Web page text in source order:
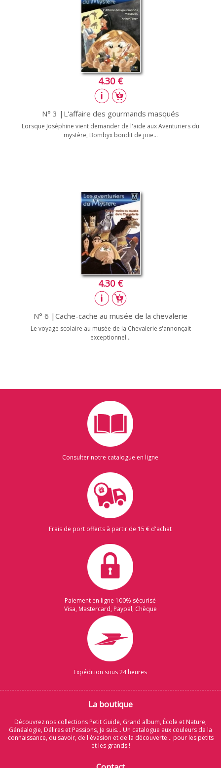
4.30 €
N° 3 |L'affaire des gourmands masqués
Lorsque Joséphine vient demander de l'aide aux Aventuriers du
mystère, Bombyx bondit de joie...
4.30 €
N° 6 |Cache-cache au musée de la chevalerie
Le voyage scolaire au musée de la Chevalerie s'annonçait
exceptionnel...
Consulter notre catalogue en ligne
Frais de port offerts à partir de 15 € d'achat
Paiement en ligne 100% sécurisé
Visa, Mastercard, Paypal, Chèque
Expédition sous 24 heures
La boutique
Découvrez nos collections Petit Guide, Grand album, École et Nature,
Généalogie, Délires et Passions, Je suis... Un catalogue aux couleurs de la
connaissance, du savoir, de l'évasion et de la découverte... pour les petits
et les grands !